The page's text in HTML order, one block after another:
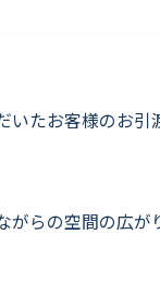
たお客様のお引
がらの空間の広が